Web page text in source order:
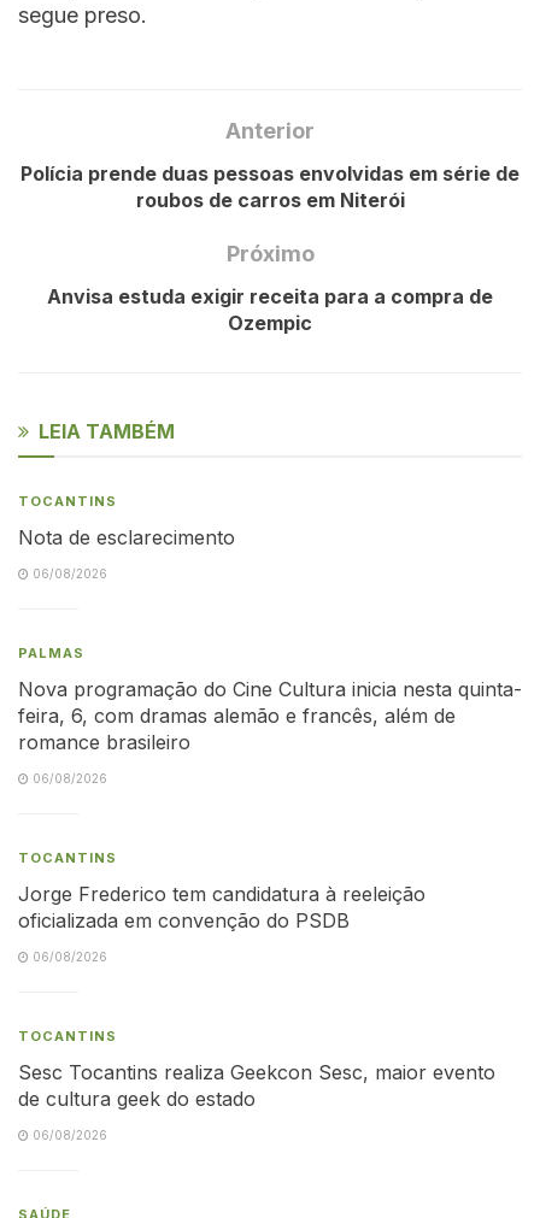
segue preso.
Anterior
Polícia prende duas pessoas envolvidas em série de
roubos de carros em Niterói
Próximo
Anvisa estuda exigir receita para a compra de
Ozempic
LEIA TAMBÉM
TOCANTINS
Nota de esclarecimento
06/08/2026
PALMAS
Nova programação do Cine Cultura inicia nesta quinta-
feira, 6, com dramas alemão e francês, além de
romance brasileiro
06/08/2026
TOCANTINS
Jorge Frederico tem candidatura à reeleição
oficializada em convenção do PSDB
06/08/2026
TOCANTINS
Sesc Tocantins realiza Geekcon Sesc, maior evento
de cultura geek do estado
06/08/2026
SAÚDE